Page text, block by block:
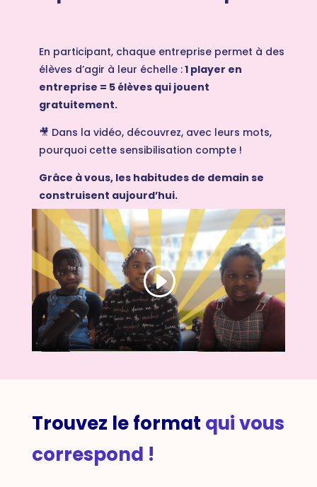
En participant, chaque entreprise permet à des
élèves d’agir à leur échelle :1 player en
entreprise = 5 élèves qui jouent
gratuitement.
🎥 Dans la vidéo, découvrez, avec leurs mots,
pourquoi cette sensibilisation compte !
Grâce à vous, les habitudes de demain se
construisent aujourd’hui.
Trouvez le format qui vous
correspond !